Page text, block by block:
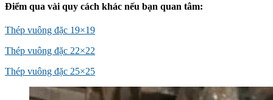
Điểm qua vài quy cách khác nếu bạn quan tâm:
Thép vuông đặc 19×19
Thép vuông đặc 22×22
Thép vuông đặc 25×25